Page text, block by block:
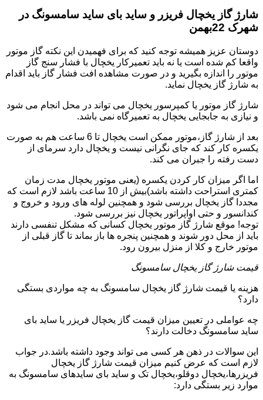
شارژ گاز یخچال فریزر و ساید بای ساید سامسونگ در
شهرک 22بهمن
دوستان عزیز همیشه توجه کنید که برای فهمیدن این نکته گاز موتور
واقعا کم شده است یا نه باید تعمیرکار یخچال با فشار سنج گاز
موتور را اندازه بگیرید و در صورت مشاهده افت فشار گاز باید اقدام
به شارژ گاز یخچال نماید.
شارژ گاز موتور یا کمپرسور یخچال می تواند در محل انجام می شود
و نیازی به جابجایی یخچال به تعمیرگاه نمی باشد.
بعد از شارژ گاز،موتور ممکن است یخچال تا 6 ساعت هم به صورت
یکسره کار کند که جای نگرانی نیست و یخچال دارد سرمای از
دست رفته را جبران می کند.
اما اگر میزان کار کردن یکسره (یعنی موتور یخچال مدت زمان
کمتری استراحت داشته باشد)بیش از 10 ساعت باشد لازم است که
مجددا گاز یخچال بررسی شود و همچنین لوله های ورود و خروج و
کندانسور و حتی اواپراتور یخچال نیز بررسی شود.
توجه! موقع شارژ گاز موتور یخچال کسانی که مشکل تنفسی دارند
باید از محل دور شوند و همچنین پنجره ها باز بماند تا گاز قبلی از
موتور خارج و کلا از منزل بیرون رود.
قیمت شارژ گاز یخچال سامسونگ
هزینه یا قیمت شارژ گاز یخچال سامسونگ به چه مواردی بستگی
دارد؟
چه عواملی در تعیین میزان قیمت گاز یخچال فریزر یا ساید بای
ساید سامسونگ دخالت دارند؟
این سوالات در ذهن هر کسی می تواند وجود داشته باشد.در جواب
لازم است که عرض کنیم میزان قیمت شارژ گاز یخچال
فریزرها،یخچال دوقلو،یخچال تک و ساید بای سایدهای سامسونگ به
موارد زیر بستگی دارد: